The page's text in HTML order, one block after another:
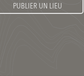
PUBLIER UN LIEU